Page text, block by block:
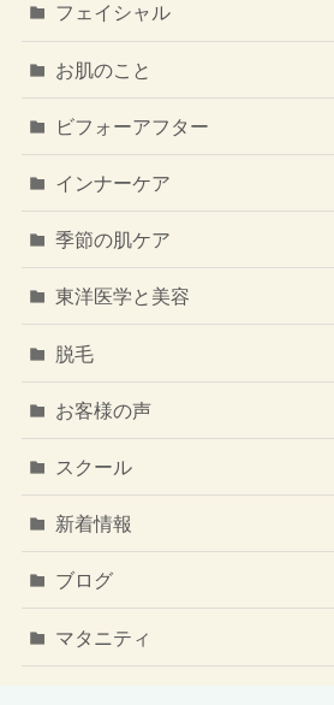
フェイシャル
お肌のこと
ビフォーアフター
インナーケア
季節の肌ケア
東洋医学と美容
脱毛
お客様の声
スクール
新着情報
ブログ
マタニティ